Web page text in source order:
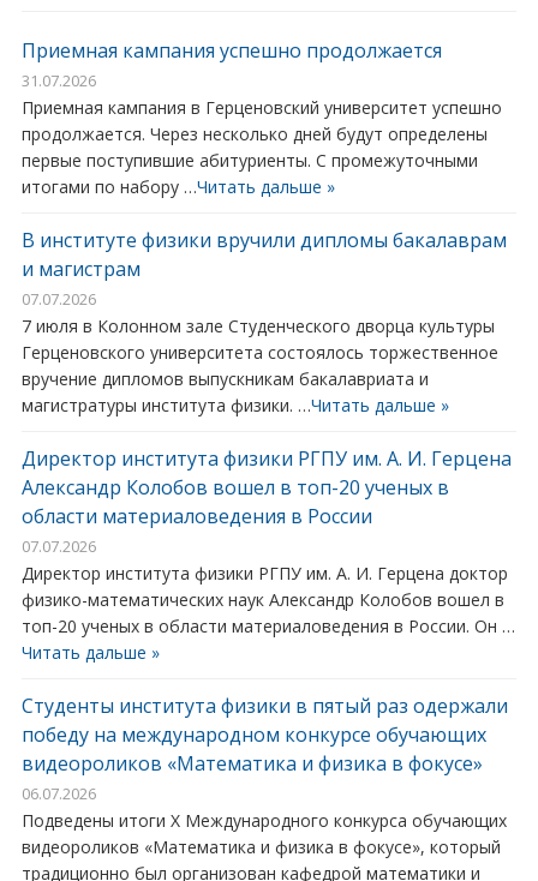
Приемная кампания успешно продолжается
31.07.2026
Приемная кампания в Герценовский университет успешно
продолжается. Через несколько дней будут определены
первые поступившие абитуриенты. С промежуточными
итогами по набору …Читать дальше »
В институте физики вручили дипломы бакалаврам
и магистрам
07.07.2026
7 июля в Колонном зале Студенческого дворца культуры
Герценовского университета состоялось торжественное
вручение дипломов выпускникам бакалавриата и
магистратуры института физики. …Читать дальше »
Директор института физики РГПУ им. А. И. Герцена
Александр Колобов вошел в топ-20 ученых в
области материаловедения в России
07.07.2026
Директор института физики РГПУ им. А. И. Герцена доктор
физико-математических наук Александр Колобов вошел в
топ-20 ученых в области материаловедения в России. Он …
Читать дальше »
Студенты института физики в пятый раз одержали
победу на международном конкурсе обучающих
видеороликов «Математика и физика в фокусе»
06.07.2026
Подведены итоги X Международного конкурса обучающих
видеороликов «Математика и физика в фокусе», который
традиционно был организован кафедрой математики и